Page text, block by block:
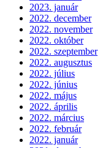
2023. január
2022. december
2022. november
2022. október
2022. szeptember
2022. augusztus
2022. július
2022. június
2022. május
2022. április
2022. március
2022. február
2022. január